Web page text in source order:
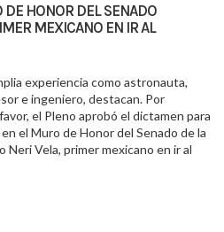
DE HONOR DEL SENADO
MEXICANO EN IR AL
experiencia como astronauta,
e ingeniero, destacan. Por
el Pleno aprobó el dictamen para
el Muro de Honor del Senado de la
Neri Vela, primer mexicano en ir al